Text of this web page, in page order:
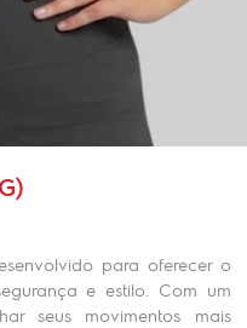
para oferecer o
e estilo. Com um
seus movimentos mais